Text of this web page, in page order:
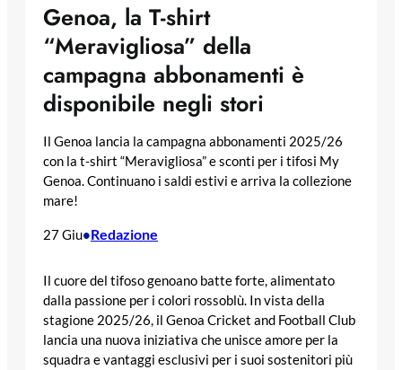
Genoa, la T-shirt
“Meravigliosa” della
campagna abbonamenti è
disponibile negli stori
Il Genoa lancia la campagna abbonamenti 2025/26
con la t-shirt “Meravigliosa” e sconti per i tifosi My
Genoa. Continuano i saldi estivi e arriva la collezione
mare!
27 Giu•Redazione
Il cuore del tifoso genoano batte forte, alimentato
dalla passione per i colori rossoblù. In vista della
stagione 2025/26, il Genoa Cricket and Football Club
lancia una nuova iniziativa che unisce amore per la
squadra e vantaggi esclusivi per i suoi sostenitori più